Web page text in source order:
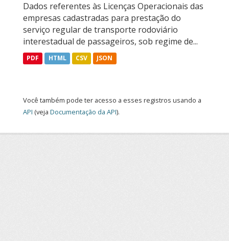
Dados referentes às Licenças Operacionais das
empresas cadastradas para prestação do
serviço regular de transporte rodoviário
interestadual de passageiros, sob regime de...
PDF HTML CSV JSON
Você também pode ter acesso a esses registros usando a
API (veja Documentação da API).